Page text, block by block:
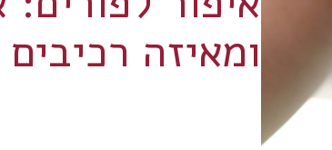
ומאיזה